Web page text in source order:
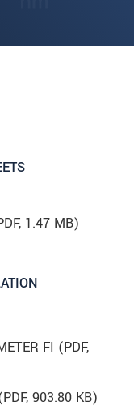
, 1.47 MB)
FI (PDF,
PDF, 903.80 KB)